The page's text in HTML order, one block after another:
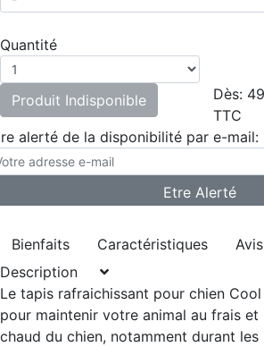
Quantité
Produit Indisponible Dès:
TTC
alerté de la disponibilité par e-mail:
Bienfaits Caractéristiques
Description
Le tapis rafraichissant pour chien
pour maintenir votre animal au frais
chaud du chien, notamment durant